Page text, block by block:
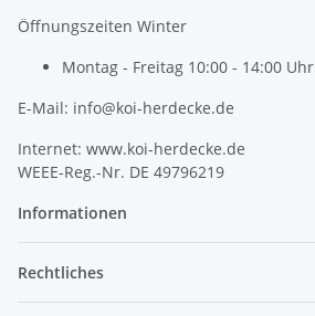
Öffnungszeiten Winter
Montag - Freitag 10:00 - 14:00 Uhr
E-Mail: info@koi-herdecke.de
Internet: www.koi-herdecke.de
WEEE-Reg.-Nr. DE 49796219
Informationen
Rechtliches